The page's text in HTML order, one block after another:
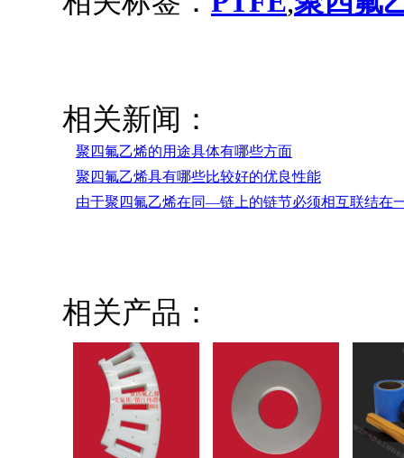
相关新闻：
聚四氟乙烯的用途具体有哪些方面
聚四氟乙烯具有哪些比较好的优良性能
由于聚四氟乙烯在同―链上的链节必须相互联结在
相关产品：